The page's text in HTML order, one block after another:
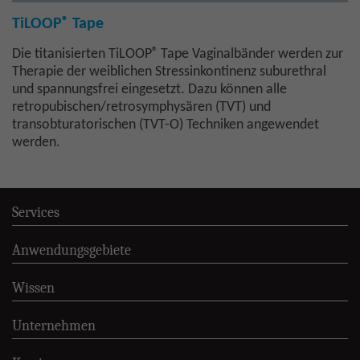
TiLOOP® Tape
Die titanisierten TiLOOP® Tape Vaginalbänder werden zur
Therapie der weiblichen Stressinkontinenz suburethral
und spannungsfrei eingesetzt. Dazu können alle
retropubischen/retrosymphysären (TVT) und
transobturatorischen (TVT-O) Techniken angewendet
werden.
Services
Anwendungsgebiete
Wissen
Unternehmen